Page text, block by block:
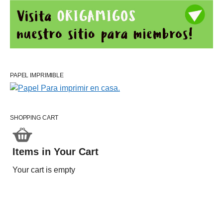
PAPEL IMPRIMIBLE
SHOPPING CART
Items in Your Cart
Your cart is empty